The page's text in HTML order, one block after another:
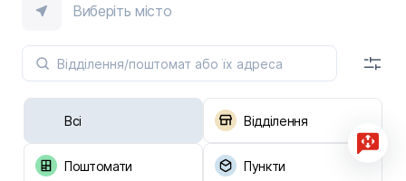
Виберіть місто
Всі Відділення
Поштомати Пункти